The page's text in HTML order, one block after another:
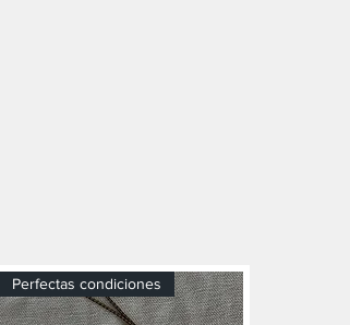
Perfectas condiciones